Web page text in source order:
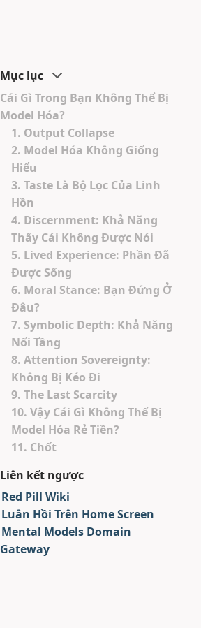
Mục lục
Cái Gì Trong Bạn Không Thể Bị
Model Hóa?
1. Output Collapse
2. Model Hóa Không Giống
Hiểu
3. Taste Là Bộ Lọc Của Linh
Hồn
4. Discernment: Khả Năng
Thấy Cái Không Được Nói
5. Lived Experience: Phần Đã
Được Sống
6. Moral Stance: Bạn Đứng Ở
Đâu?
7. Symbolic Depth: Khả Năng
Nối Tầng
8. Attention Sovereignty:
Không Bị Kéo Đi
9. The Last Scarcity
10. Vậy Cái Gì Không Thể Bị
Model Hóa Rẻ Tiền?
11. Chốt
Liên kết ngược
Red Pill Wiki
Luân Hồi Trên Home Screen
Mental Models Domain
Gateway